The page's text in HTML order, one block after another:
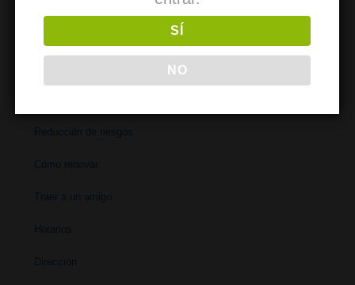
Reducción de riesgos
Cómo renovar
Traer a un amigo
Horarios
Dirección
SÍ
NO